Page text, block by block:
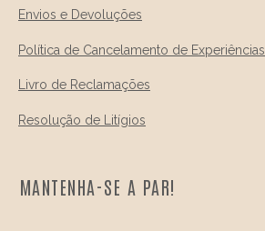
Envios e Devoluções
Política de Cancelamento de Experiências
Livro de Reclamações
Resolução de Litígios
MANTENHA-SE A PAR!